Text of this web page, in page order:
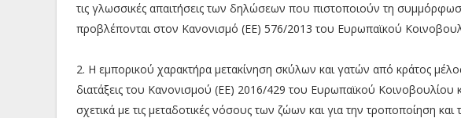
τις γλωσσικές απαιτήσεις των δηλώσεων που πιστοποιούν τη
προβλέπονται στον Κανονισμό (ΕΕ) 576/2013 του Ευρωπαϊκού
2. Η εμπορικού χαρακτήρα μετακίνηση σκύλων και γατών από κράτος
διατάξεις του Κανονισμού (ΕΕ) 2016/429 του Ευρωπαϊκού Κοινοβουλίου
σχετικά με τις μεταδοτικές νόσους των ζώων και για την τροποποίηση